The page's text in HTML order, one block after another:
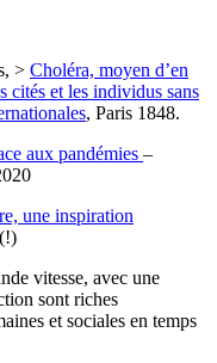
> Choléra, moyen d’en
cités et les individus sans
, Paris 1848.
aux pandémies –
une inspiration
vitesse, avec une
sont riches
et sociales en temps